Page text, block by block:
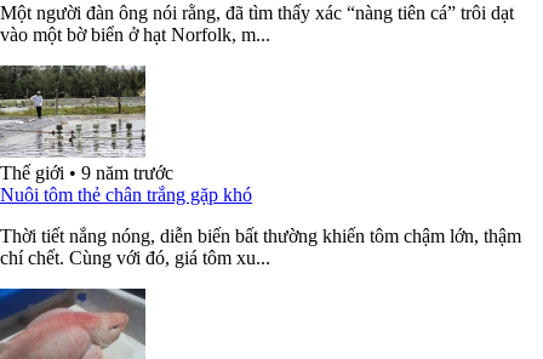
Một người đàn ông nói rằng, đã tìm thấy xác “nàng tiên cá” trôi dạt
vào một bờ biển ở hạt Norfolk, m...
Thế giới • 9 năm trước
Nuôi tôm thẻ chân trắng gặp khó
Thời tiết nắng nóng, diễn biến bất thường khiến tôm chậm lớn, thậm
chí chết. Cùng với đó, giá tôm xu...